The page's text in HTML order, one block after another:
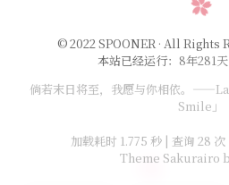
© 2022 SPOONER · All Rights
本站已经运行： 8年281
倘若末日将至，我愿与你相依。
Smile」
加载耗时 1.775 秒 | 查询 28
Theme Sakurairo